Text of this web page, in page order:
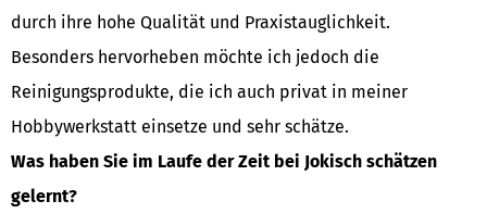
durch ihre hohe Qualität und Praxistauglichkeit.
Besonders hervorheben möchte ich jedoch die
Reinigungsprodukte, die ich auch privat in meiner
Hobbywerkstatt einsetze und sehr schätze.
Was haben Sie im Laufe der Zeit bei Jokisch schätzen
gelernt?